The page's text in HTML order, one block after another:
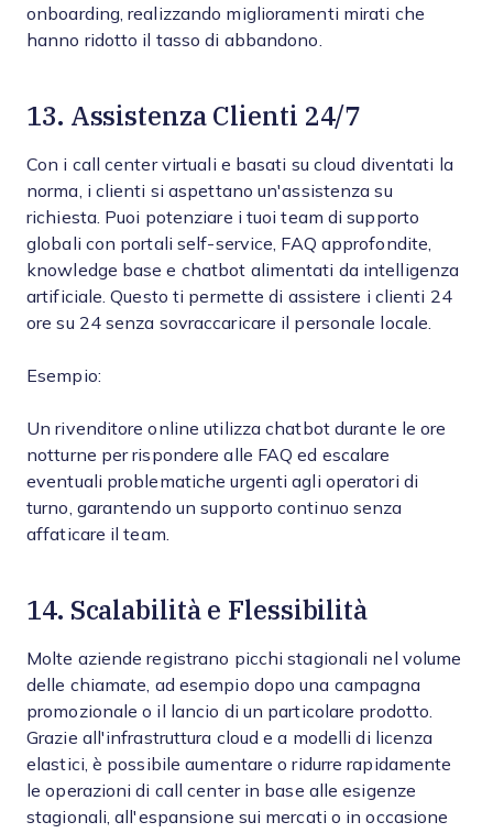
onboarding, realizzando miglioramenti mirati che
hanno ridotto il tasso di abbandono.
13. Assistenza Clienti 24/7
Con i call center virtuali e basati su cloud diventati la
norma, i clienti si aspettano un'assistenza su
richiesta. Puoi potenziare i tuoi team di supporto
globali con portali self-service, FAQ approfondite,
knowledge base e chatbot alimentati da intelligenza
artificiale. Questo ti permette di assistere i clienti 24
ore su 24 senza sovraccaricare il personale locale.
Esempio:
Un rivenditore online utilizza chatbot durante le ore
notturne per rispondere alle FAQ ed escalare
eventuali problematiche urgenti agli operatori di
turno, garantendo un supporto continuo senza
affaticare il team.
14. Scalabilità e Flessibilità
Molte aziende registrano picchi stagionali nel volume
delle chiamate, ad esempio dopo una campagna
promozionale o il lancio di un particolare prodotto.
Grazie all'infrastruttura cloud e a modelli di licenza
elastici, è possibile aumentare o ridurre rapidamente
le operazioni di call center in base alle esigenze
stagionali, all'espansione sui mercati o in occasione